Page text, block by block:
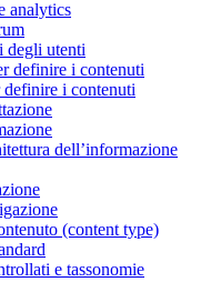
analytics
degli utenti
definire i contenuti
definire i contenuti
dell’informazione
(content type)
e tassonomie